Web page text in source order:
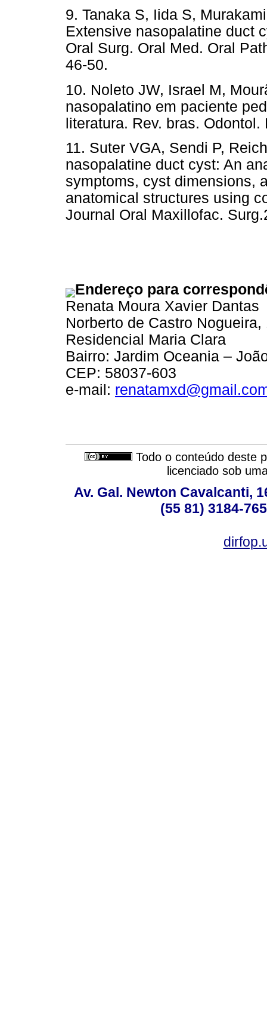
9. Tanaka S, Iida S,
Extensive nasopalatine duct
Oral Surg. Oral Med. Oral
46-50.
10. Noleto JW, Israel M,
nasopalatino em paciente
literatura. Rev. bras.
11. Suter VGA, Sendi P,
nasopalatine duct cyst: An
symptoms, cyst dimensions,
anatomical structures using
Journal Oral Maxillofac.
Endereço para
Renata Moura Xavier Dantas
Norberto de Castro Nogueira,
Residencial Maria Clara
Bairro: Jardim Oceania –
CEP: 58037-603
e-mail:
Todo o conteúdo deste
licenciado sob
Av. Gal. Newton Cavalcanti,
(55 81) 3184-